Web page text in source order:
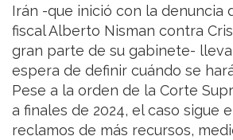
Irán -que inició con la denuncia
fiscal Alberto Nisman contra
gran parte de su gabinete-
espera de definir cuándo se
Pese a la orden de la Corte
a finales de 2024, el caso sigue
reclamos de más recursos,